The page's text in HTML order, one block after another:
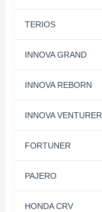
TERIOS
INNOVA GRAND
INNOVA REBORN
INNOVA VENTURER
FORTUNER
PAJERO
HONDA CRV